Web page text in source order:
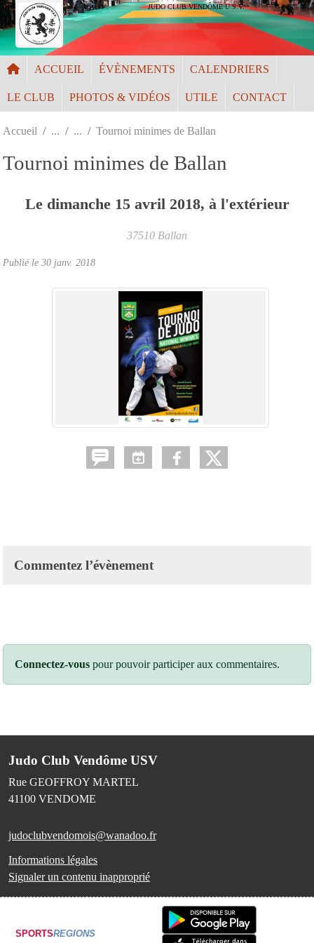
JUDO CLUB VENDÔME U.S.V.
ACCUEIL ÉVÈNEMENTS CALENDRIERS
LE CLUB PHOTOS & VIDÉOS UTILE CONTACT
Accueil Tournoi minimes de Ballan
Tournoi minimes de Ballan
Le dimanche 15 avril 2018, à l'extérieur
37510 Ballan
Publié le 30 janv. 2018
Commentez l’évènement
Connectez-vous pour pouvoir participer aux commentaires.
Judo Club Vendôme USV
Rue GEOFFROY MARTEL
41100 VENDOME
judoclubvendomois@wanadoo.fr
Informations légales
Signaler un contenu inapproprié
SPORTSREGIONS
Panneau de gestion des cookies